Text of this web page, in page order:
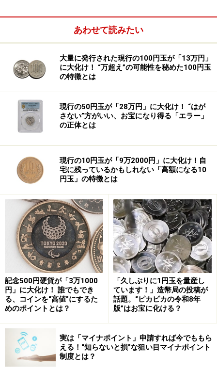
対GDP比）が低いだけでなく、激しい勢いで投資額を減
企業の最大の資産は従業員である。その従業員に支払う
賃金を下げ、能力開発投資額を下げ、非正規雇用を増や
す、という3点セットで、日本企業は従業員を冷たく扱
ってきたのである。これでは真面目に働く気にはなれな
いだろう。
日本企業の業績の低さは、従業員を冷たく扱ってきた結
果であるとも言える。
日本企業には、「企業の最大の財産は人である」という
概念が希薄と言ってよい。これはひとえに日本企業のリ
ーダーの問題ではないだろうか。
あわせて読みたい
大量に発行された現行の100円玉が「13万円」
に大化け！ “万超え”の可能性を秘めた100円玉
の特徴とは
現行の50円玉が「28万円」に大化け！ “はが
さない”方がいい、お宝になり得る「エラー」
の正体とは
現行の10円玉が「9万2000円」に大化け！自
宅に残っているかもしれない「高額になる10
円玉」の特徴とは
記念500円硬貨が「3万1000
円」に大化け！ 誰でもでき
る、コインを“高値”にするた
めのポイントとは？
「久しぶりに1円玉を量産し
ています！」造幣局の投稿が
話題。“ピカピカの令和8年
版”はお宝に化ける？
実は「マイナポイント」申請すれば今でももら
える！“知らないと損”な狙い目マイナポイント
制度とは？